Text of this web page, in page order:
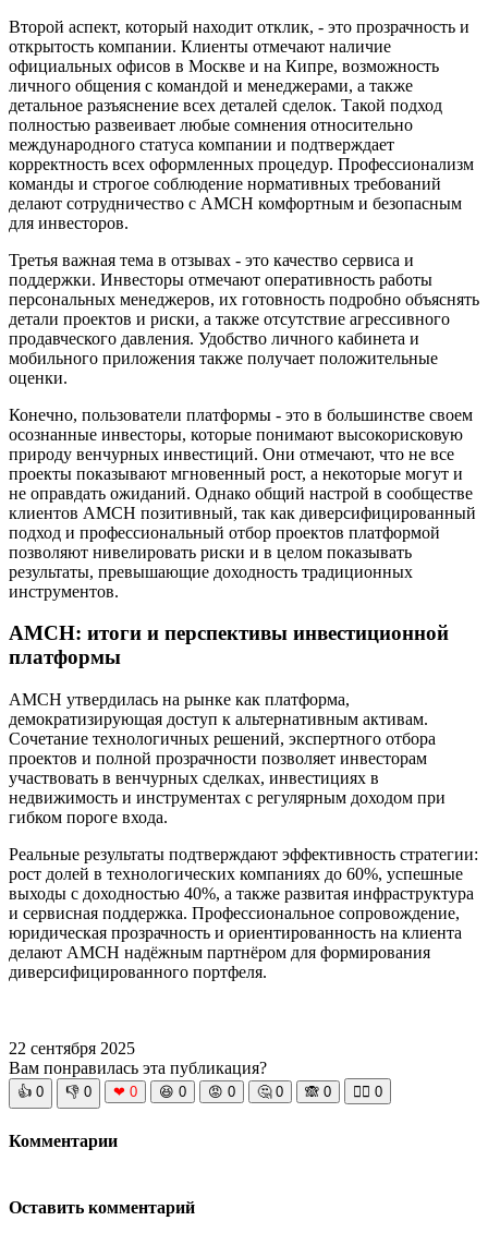
Второй аспект, который находит отклик, - это прозрачность и
открытость компании. Клиенты отмечают наличие
официальных офисов в Москве и на Кипре, возможность
личного общения с командой и менеджерами, а также
детальное разъяснение всех деталей сделок. Такой подход
полностью развеивает любые сомнения относительно
международного статуса компании и подтверждает
корректность всех оформленных процедур. Профессионализм
команды и строгое соблюдение нормативных требований
делают сотрудничество с AMCH комфортным и безопасным
для инвесторов.
Третья важная тема в отзывах - это качество сервиса и
поддержки. Инвесторы отмечают оперативность работы
персональных менеджеров, их готовность подробно объяснять
детали проектов и риски, а также отсутствие агрессивного
продавческого давления. Удобство личного кабинета и
мобильного приложения также получает положительные
оценки.
Конечно, пользователи платформы - это в большинстве своем
осознанные инвесторы, которые понимают высокорисковую
природу венчурных инвестиций. Они отмечают, что не все
проекты показывают мгновенный рост, а некоторые могут и
не оправдать ожиданий. Однако общий настрой в сообществе
клиентов AMCH позитивный, так как диверсифицированный
подход и профессиональный отбор проектов платформой
позволяют нивелировать риски и в целом показывать
результаты, превышающие доходность традиционных
инструментов.
AMCH: итоги и перспективы инвестиционной
платформы
AMCH утвердилась на рынке как платформа,
демократизирующая доступ к альтернативным активам.
Сочетание технологичных решений, экспертного отбора
проектов и полной прозрачности позволяет инвесторам
участвовать в венчурных сделках, инвестициях в
недвижимость и инструментах с регулярным доходом при
гибком пороге входа.
Реальные результаты подтверждают эффективность стратегии:
рост долей в технологических компаниях до 60%, успешные
выходы с доходностью 40%, а также развитая инфраструктура
и сервисная поддержка. Профессиональное сопровождение,
юридическая прозрачность и ориентированность на клиента
делают AMCH надёжным партнёром для формирования
диверсифицированного портфеля.
22 сентября 2025
Вам понравилась эта публикация?
👍 0 👎 0 ❤ 0 😆 0 😡 0 🤔 0 🙈 0 🧘‍♀️ 0
Комментарии
Оставить комментарий